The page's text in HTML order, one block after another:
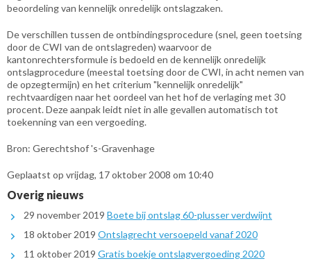
beoordeling van kennelijk onredelijk ontslagzaken.
De verschillen tussen de ontbindingsprocedure (snel, geen toetsing
door de CWI van de ontslagreden) waarvoor de
kantonrechtersformule is bedoeld en de kennelijk onredelijk
ontslagprocedure (meestal toetsing door de CWI, in acht nemen van
de opzegtermijn) en het criterium "kennelijk onredelijk"
rechtvaardigen naar het oordeel van het hof de verlaging met 30
procent. Deze aanpak leidt niet in alle gevallen automatisch tot
toekenning van een vergoeding.
Bron: Gerechtshof 's-Gravenhage
Geplaatst op vrijdag, 17 oktober 2008 om 10:40
Overig nieuws
29 november 2019 Boete bij ontslag 60-plusser verdwijnt
18 oktober 2019 Ontslagrecht versoepeld vanaf 2020
11 oktober 2019 Gratis boekje ontslagvergoeding 2020